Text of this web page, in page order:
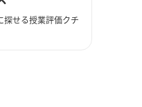
探せる授業評価クチ